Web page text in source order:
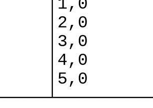
│1,0
│2,0
│3,0
│4,0
│5,0